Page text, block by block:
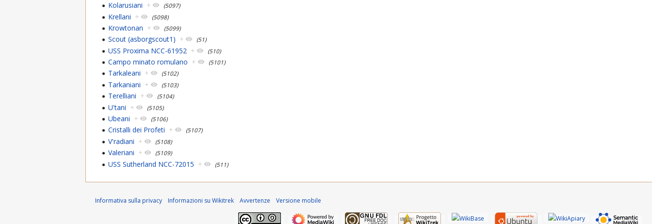
Kolarusiani + (5097)
Krellani + (5098)
Krowtonan + (5099)
Scout (asborgscout1) + (51)
USS Proxima NCC-61952 + (510)
Campo minato romulano + (5101)
Tarkaleani + (5102)
Tarkaniani + (5103)
Terelliani + (5104)
U'tani + (5105)
Ubeani + (5106)
Cristalli dei Profeti + (5107)
V'radiani + (5108)
Valeriani + (5109)
USS Sutherland NCC-72015 + (511)
Informativa sulla privacy Informazioni su Wikitrek Avvertenze Versione mobile